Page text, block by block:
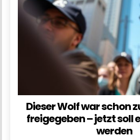
Dieser Wolf war schon
freigegeben – jetzt soll
werden